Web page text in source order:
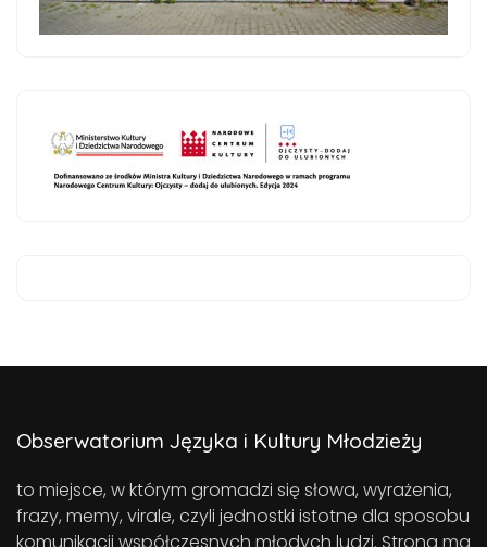
Obserwatorium Języka i Kultury Młodzieży
to miejsce, w którym gromadzi się słowa, wyrażenia,
frazy, memy, virale, czyli jednostki istotne dla sposobu